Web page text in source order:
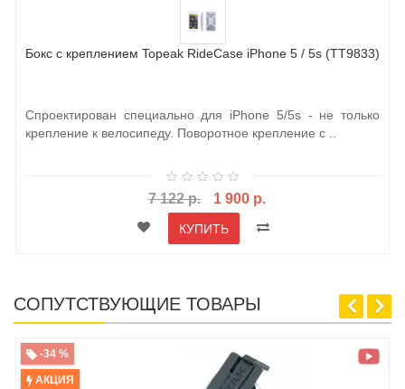
Бокс с креплением Topeak RideCase iPhone 5 / 5s (TT9833)
Спроектирован специально для iPhone 5/5s - не только
крепление к велосипеду. Поворотное крепление с ..
7 122 р. 1 900 р.
КУПИТЬ
СОПУТСТВУЮЩИЕ ТОВАРЫ
-34 %
АКЦИЯ